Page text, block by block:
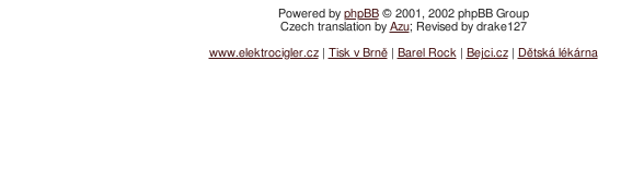
Powered by phpBB© 2001, 2002 phpBB Group
Czech translation by Azu; Revised by drake127
www.elektrocigler.cz| Tisk v Brně| Barel Rock Bejci.cz| Dětská lékárna